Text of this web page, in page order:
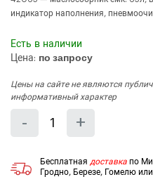
индикатор наполнения,
Есть в наличии
Цена: по запросу
Цены на сайте не являются
информативный характер
- Уменьшить
на
еденицу
+
на
Бесплатная доставка по
Гродно, Березе, Гомелю